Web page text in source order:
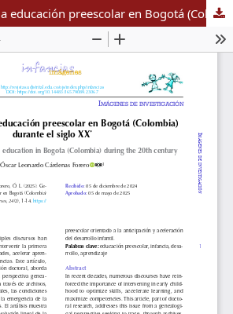
Genealogía de la educación preescolar en Bogotá (Colombia) durante el siglo XX